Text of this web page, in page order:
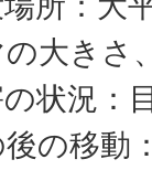
大きさ
状況：
の移動